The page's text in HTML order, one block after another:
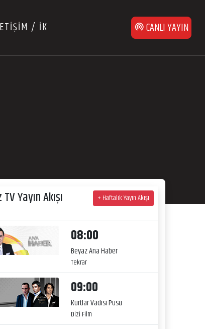
/ İK CANLI YAYIN
Yayın Akışı + Haftalık Yayın Akışı
08:00
Beyaz Ana Haber
Tekrar
09:00
Kurtlar Vadisi Pusu
Dizi Film